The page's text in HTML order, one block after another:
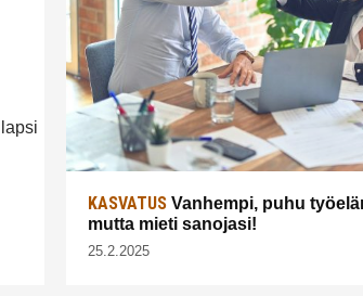
KASVATUS Vanhempi, puhu
mutta mieti sanojasi!
25.2.2025